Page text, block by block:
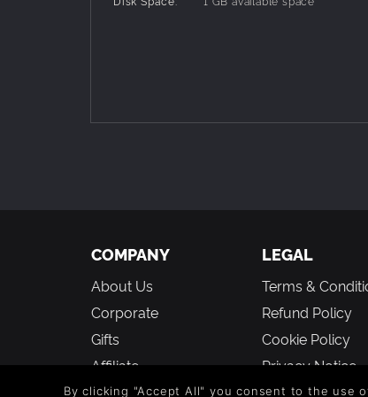
招降武将时需要符合历史史实，若是武将所属
COMPANY
About Us
Corporate
Gifts
Affiliate
Vouchers
LEGAL
Terms &
Refund Policy
Cookie Policy
Privacy Notice
Modern Slavery
By clicking "Accept All" you consent to the use